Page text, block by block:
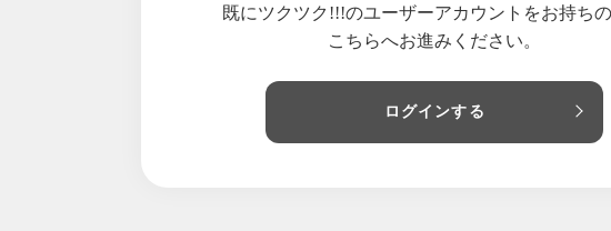
既にツクツク!!!のユーザーアカウントをお持ち
こちらへお進みください。
ログインする